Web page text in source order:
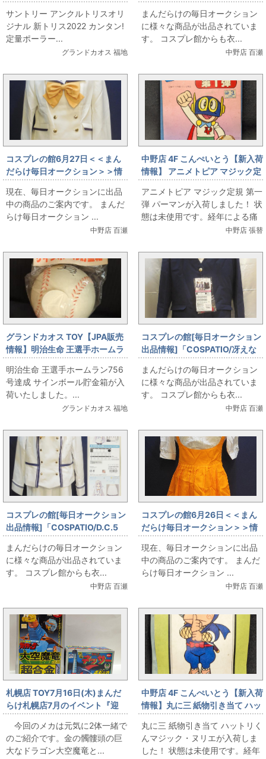
スオリジナル 新トリス2022 カ
ンタン!定量ポーラー(イエロー)
サントリー アンクルトリスオリ
ジナル 新トリス2022 カンタン!
定量ポーラー...
グランドカオス 福地
ぶるスターズ!/Valkyrie 新ユニ
ット衣装/斎宮宗/ウィッグ付き/
女性用Mサイズ(日本サイズ)/コ
スプレ衣装」を出品しています
まんだらけの毎日オークション
に様々な商品が出品されていま
す。 コスプレ館からも衣...
中野店 百瀬
コスプレの館6月27日＜＜まん
だらけ毎日オークション＞＞情
報です
現在、毎日オークションに出品
中の商品のご案内です。 まんだ
らけ毎日オークション ...
中野店 百瀬
中野店 4F こんぺいとう【新入荷
情報】 アニメトピア マジック定
規 第一弾 パーマンが入荷しまし
た！（6/28販売情報）
アニメトピア マジック定規 第一
弾 パーマンが入荷しました！ 状
態は未使用です。経年による痛
みや破れ、汚れ、染みがありま
中野店 張替
グランドカオス TOY【JPA販売
情報】明治生命 王選手ホームラ
ン756号達成 サインボール貯金
箱
明治生命 王選手ホームラン756
号達成 サインボール貯金箱が入
荷いたしました。...
グランドカオス 福地
コスプレの館[毎日オークション
出品情報]「COSPATIO/冴えな
い彼女の育てかた/豊ヶ崎学園女
子制服(リニューアル後)/冬服ジ
ャケットセット/女性用XXLサイ
ズ(日本サイズ)/コスプレ衣装」
まんだらけの毎日オークション
に様々な商品が出品されていま
す。 コスプレ館からも衣...
中野店 百瀬
コスプレの館[毎日オークション
出品情報]「COSPATIO/D.C.5
～ダ・カーポ5～/香々見学園付
属女子制服/ジャケットセット
+スカート/女性用XXLサイズ(日
本サイズ)/コスプレ衣装」を出
まんだらけの毎日オークション
に様々な商品が出品されていま
す。 コスプレ館からも衣...
中野店 百瀬
コスプレの館6月26日＜＜まん
だらけ毎日オークション＞＞情
報です
現在、毎日オークションに出品
中の商品のご案内です。 まんだ
らけ毎日オークション ...
中野店 百瀬
札幌店 TOY7月16日(木)まんだ
らけ札幌店7月のイベント『迎
撃』超合金・大空魔竜とネッサ
ーを販売します。
今回のメカは元気に2体一緒で
のご紹介です。金の髑髏頭の巨
大なドラゴン大空魔竜と...
中野店 4F こんぺいとう【新入荷
情報】丸に三 紙物引き当て ハッ
トリくんマジック・ヌリエ が入
荷しました！（6/27販売情報）
丸に三 紙物引き当て ハットリく
んマジック・ヌリエが入荷しま
した！ 状態は未使用です。経年